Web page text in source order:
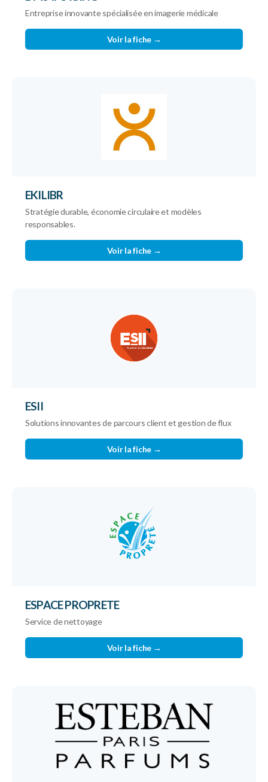
Entreprise innovante spécialisée en imagerie médicale
Voir la fiche →
EKILIBR
Stratégie durable, économie circulaire et modèles
responsables.
Voir la fiche →
ESII
Solutions innovantes de parcours client et gestion de flux
Voir la fiche →
ESPACE PROPRETE
Service de nettoyage
Voir la fiche →